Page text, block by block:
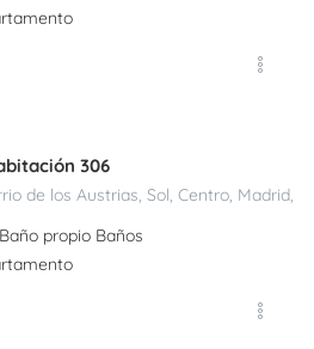
306
de los Austrias, Sol, Centro, Madrid,
Baño propio Baños